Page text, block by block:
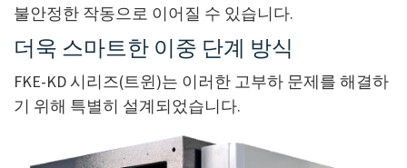
불안정한 작동으로 이어질 수 있습니다.
더욱 스마트한 이중 단계 방식
FKE-KD 시리즈(트윈)는 이러한 고부하 문제를 해결하
기 위해 특별히 설계되었습니다.